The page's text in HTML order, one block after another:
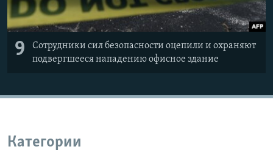
9
Сотрудники сил безопасности оцепили и охраняют
подвергшееся нападению офисное здание
Категории